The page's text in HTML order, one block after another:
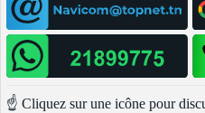
☝️ Cliquez sur une icône pour